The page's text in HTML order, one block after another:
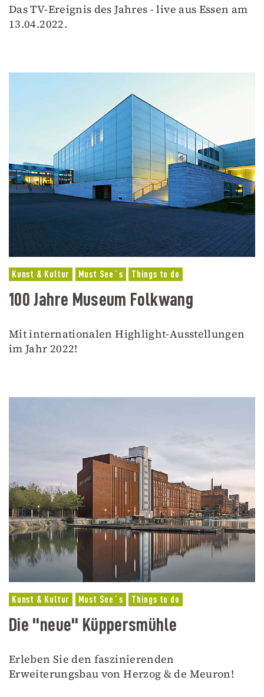
Das TV-Ereignis des Jahres - live aus Essen am
13.04.2022.
Kunst & Kultur Must See´s Things to do
100 Jahre Museum Folkwang
Mit internationalen Highlight-Ausstellungen
im Jahr 2022!
Kunst & Kultur Must See´s Things to do
Die "neue" Küppersmühle
Erleben Sie den faszinierenden
Erweiterungsbau von Herzog & de Meuron!